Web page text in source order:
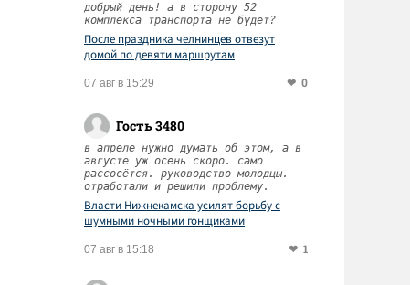
добрый день! а в сторону 52
комплекса транспорта не будет?
После праздника челнинцев отвезут
домой по девяти маршрутам
07 авг в 15:29 0
Гость 3480
в апреле нужно думать об этом, а в
августе уж осень скоро. само
рассосётся. руководство молодцы.
отработали и решили проблему.
Власти Нижнекамска усилят борьбу с
шумными ночными гонщиками
07 авг в 15:18 1